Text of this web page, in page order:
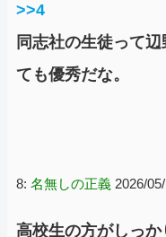
>>4
同志社の生徒って
ても優秀だな。
8: 名無しの正義 2026/
高校生の方がしっか